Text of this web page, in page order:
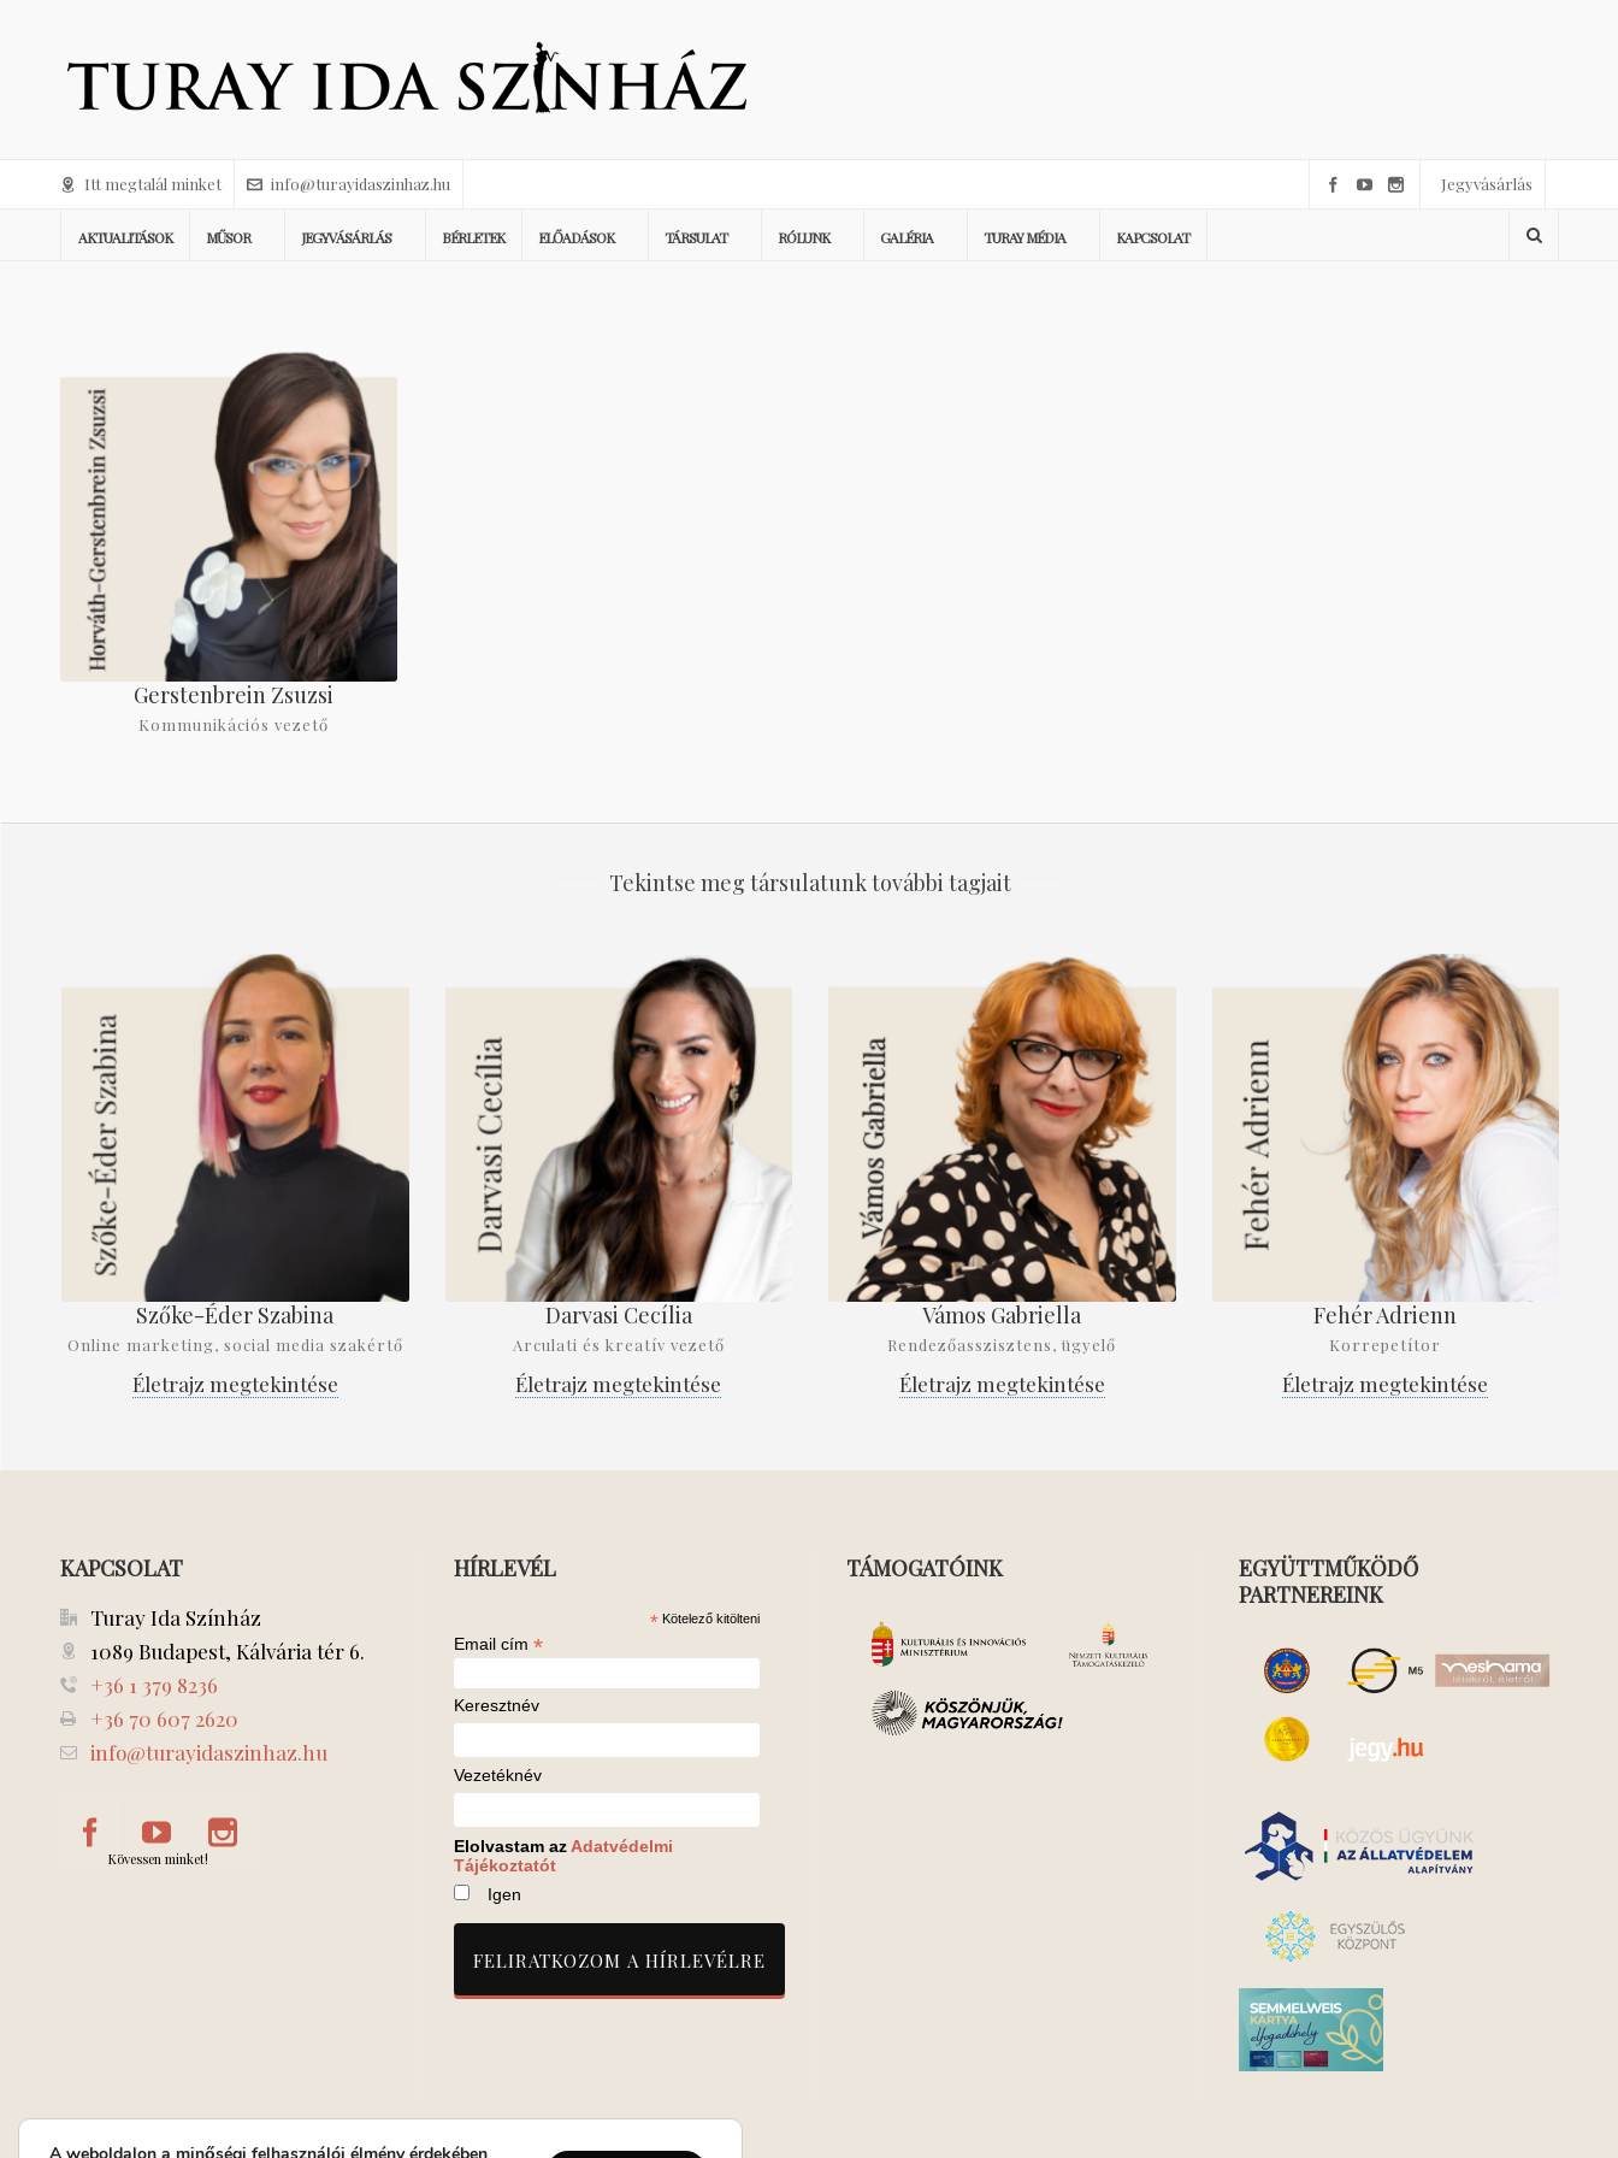
Itt megtalál minket info@turayidaszinhaz.hu Jegyvásárlás
AKTUALITÁSOK MŰSOR JEGYVÁSÁRLÁS BÉRLETEK ELŐADÁSOK TÁRSULAT RÓLUNK GALÉRIA TURAY MÉDIA KAPCSOLAT
Gerstenbrein Zsuzsi
Kommunikációs vezető
Tekintse meg társulatunk további tagjait
Szőke-Éder Szabina
Online marketing, social media szakértő
Életrajz megtekintése
Darvasi Cecília
Arculati és kreatív vezető
Életrajz megtekintése
Vámos Gabriella
Rendezőasszisztens, ügyelő
Életrajz megtekintése
Fehér Adrienn
Korrepetítor
Életrajz megtekintése
KAPCSOLAT
Turay Ida Színház
1089 Budapest, Kálvária tér 6.
+36 1 379 8236
+36 70 607 2620
info@turayidaszinhaz.hu
Kövessen minket!
HÍRLEVÉL
* Kötelező kitölteni
Email cím *
Keresztnév
Vezetéknév
Elolvastam azAdatvédelmi
Tájékoztatót
Igen
TÁMOGATÓINK
EGYÜTTMŰKÖDŐ
PARTNEREINK